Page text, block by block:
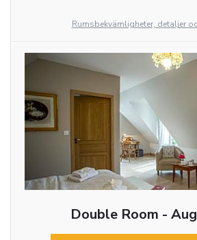
Rumsbekvämligheter, detaljer
Double Room -